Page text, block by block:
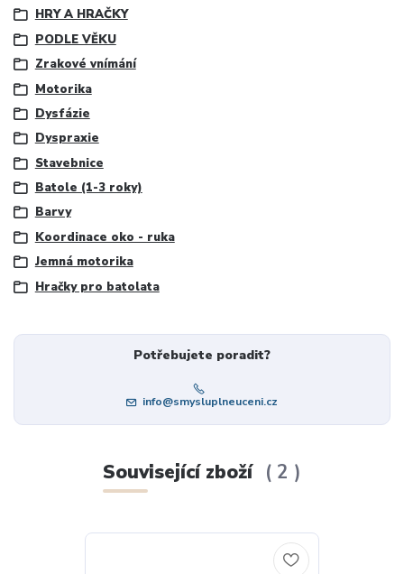
HRY A HRAČKY
PODLE VĚKU
Zrakové vnímání
Motorika
Dysfázie
Dyspraxie
Stavebnice
Batole (1-3 roky)
Barvy
Koordinace oko - ruka
Jemná motorika
Hračky pro batolata
Potřebujete poradit?
info@smysluplneuceni.cz
Související zboží 2